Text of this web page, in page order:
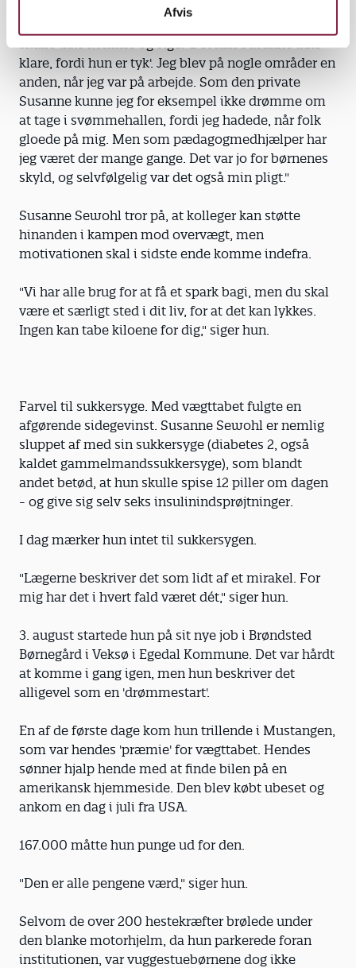
Afvis
"Men overvægten gjorde det ekstra vigtigt for mig,
skulle ikke komme og sige: 'Det kan Susanne ikke
klare, fordi hun er tyk'. Jeg blev på nogle områder en
anden, når jeg var på arbejde. Som den private
Susanne kunne jeg for eksempel ikke drømme om
at tage i svømmehallen, fordi jeg hadede, når folk
gloede på mig. Men som pædagogmedhjælper har
jeg været der mange gange. Det var jo for børnenes
skyld, og selvfølgelig var det også min pligt."
Susanne Sewohl tror på, at kolleger kan støtte
hinanden i kampen mod overvægt, men
motivationen skal i sidste ende komme indefra.
"Vi har alle brug for at få et spark bagi, men du skal
være et særligt sted i dit liv, for at det kan lykkes.
Ingen kan tabe kiloene for dig," siger hun.
Farvel til sukkersyge. Med vægttabet fulgte en
afgørende sidegevinst. Susanne Sewohl er nemlig
sluppet af med sin sukkersyge (diabetes 2, også
kaldet gammelmandssukkersyge), som blandt
andet betød, at hun skulle spise 12 piller om dagen
- og give sig selv seks insulinindsprøjtninger.
I dag mærker hun intet til sukkersygen.
"Lægerne beskriver det som lidt af et mirakel. For
mig har det i hvert fald været dét," siger hun.
3. august startede hun på sit nye job i Brøndsted
Børnegård i Veksø i Egedal Kommune. Det var hårdt
at komme i gang igen, men hun beskriver det
alligevel som en 'drømmestart'.
En af de første dage kom hun trillende i Mustangen,
som var hendes 'præmie' for vægttabet. Hendes
sønner hjalp hende med at finde bilen på en
amerikansk hjemmeside. Den blev købt ubeset og
ankom en dag i juli fra USA.
167.000 måtte hun punge ud for den.
"Den er alle pengene værd," siger hun.
Selvom de over 200 hestekræfter brølede under
den blanke motorhjelm, da hun parkerede foran
institutionen, var vuggestuebørnene dog ikke